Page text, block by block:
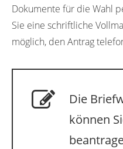
Dokumente für die Wahl
Sie eine schriftliche
möglich, den Antrag
Die
können